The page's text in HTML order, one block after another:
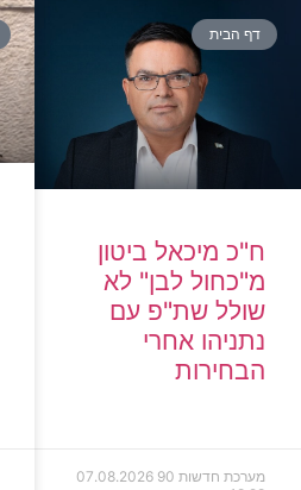
דף הבית
ח"כ מיכאל ביטון
מ"כחול לבן" לא
שולל שת"פ עם
נתניהו אחרי
הבחירות
מערכת חדשות 90
07.08.2026